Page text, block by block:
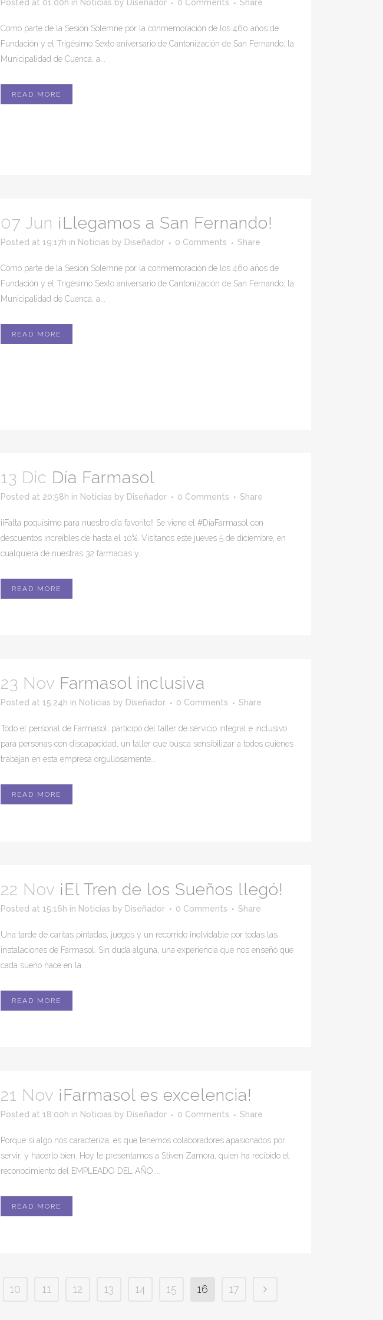
Posted at 01:00h in Noticias by Diseñador 0 Comments Share
Como parte de la Sesión Solemne por la conmemoración de los 460 años de
Fundación y el Trigésimo Sexto aniversario de Cantonización de San Fernando; la
Municipalidad de Cuenca, a...
READ MORE
07 Jun ¡Llegamos a San Fernando!
Posted at 19:17h in Noticias by Diseñador 0 Comments Share
Como parte de la Sesión Solemne por la conmemoración de los 460 años de
Fundación y el Trigésimo Sexto aniversario de Cantonización de San Fernando; la
Municipalidad de Cuenca, a...
READ MORE
13 Dic Día Farmasol
Posted at 20:58h in Noticias by Diseñador 0 Comments Share
¡¡Falta poquísimo para nuestro día favorito!! Se viene el #DíaFarmasol con
descuentos increíbles de hasta el 10%. Visítanos este jueves 5 de diciembre, en
cualquiera de nuestras 32 farmacias y...
READ MORE
23 Nov Farmasol inclusiva
Posted at 15:24h in Noticias by Diseñador 0 Comments Share
Todo el personal de Farmasol, participó del taller de servicio integral e inclusivo
para personas con discapacidad, un taller que busca sensibilizar a todos quienes
trabajan en esta empresa orgullosamente...
READ MORE
22 Nov ¡El Tren de los Sueños llegó!
Posted at 15:16h in Noticias by Diseñador 0 Comments Share
Una tarde de caritas pintadas, juegos y un recorrido inolvidable por todas las
instalaciones de Farmasol. Sin duda alguna, una experiencia que nos enseñó que
cada sueño nace en la...
READ MORE
21 Nov ¡Farmasol es excelencia!
Posted at 18:00h in Noticias by Diseñador 0 Comments Share
Porque si algo nos caracteriza, es que tenemos colaboradores apasionados por
servir, y hacerlo bien. Hoy te presentamos a Stiven Zamora, quien ha recibido el
reconocimiento del EMPLEADO DEL AÑO....
READ MORE
10 11 12 13 14 15 16 17